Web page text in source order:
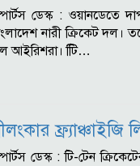
ডেস্ক : ওয়ানডেতে
নারী ক্রিকেট দল।
আইরিশরা। টিি…
ডেস্ক : টি-টেন